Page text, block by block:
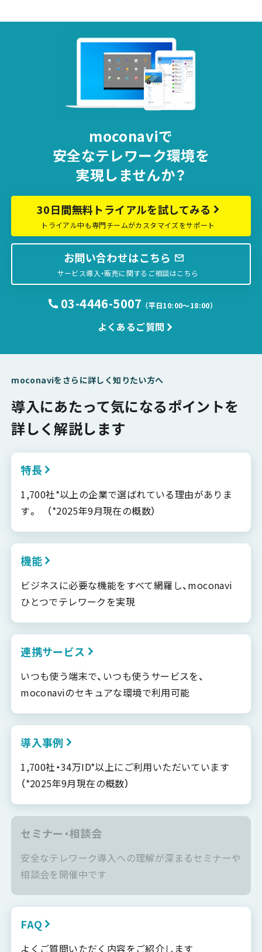
moconaviで
安全なテレワーク環境を
実現しませんか？
30日間無料トライアルを試してみる
トライアル中も専門チームがカスタマイズをサポート
お問い合わせはこちら
サービス導入・販売に関するご相談はこちら
03-4446-5007 （平日10:00〜18:00）
よくあるご質問
moconaviをさらに詳しく知りたい方へ
導入にあたって気になるポイントを
詳しく解説します
特長
1,700社*以上の企業で選ばれている理由がありま
す。 （*2025年9月現在の概数）
機能
ビジネスに必要な機能をすべて網羅し、moconavi
ひとつでテレワークを実現
連携サービス
いつも使う端末で、いつも使うサービスを、
moconaviのセキュアな環境で利用可能
導入事例
1,700社・34万ID*以上にご利用いただいています
（*2025年9月現在の概数）
セミナー・相談会
安全なテレワーク導入への理解が深まるセミナーや
相談会を開催中です
FAQ
よくご質問いただく内容をご紹介します